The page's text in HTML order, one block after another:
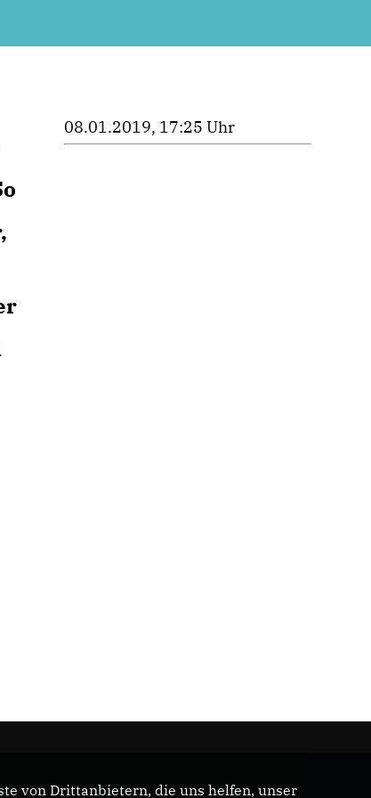
08.01.2019, 17:25 Uhr
von Drittanbietern, die uns helfen, unser